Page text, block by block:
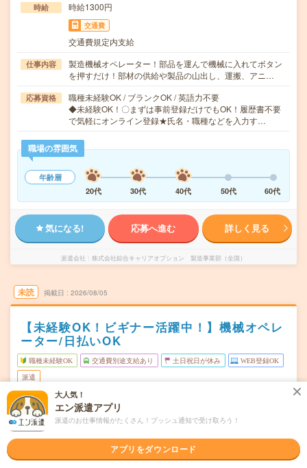
時給 時給1300円
交通費
交通費規定内支給
仕事内容
製造機械オペレーター！部品を運んで機械に入れてボタン
を押すだけ！部材の供給や製品の山出し、運搬、アニ…
応募資格
職種未経験OK / ブランクOK / 英語力不要
◆未経験OK！〇まずは事前登録だけでもOK！履歴書不要
で気軽にオンライン登録★氏名・職種などを入力す…
職場の雰囲気
年齢層
20代
30代 40代 50代 60代
気になる! 応募へ進む 詳しく見る
派遣会社 株式会社綜合キャリアオプション 製造事業部（全国）
未読 掲載日 2026/08/05
【未経験OK！ビギナー活躍中！】機械オペレ
ーター/日払いOK
職種未経験OK 交通費別途支給あり 土日祝日が休み WEB登録OK
派遣
勤務地
愛知県稲沢市
森上駅から車15分
曜日頻度 月～金
時間 00:00～08:3008:30～20:3008:30～17:00
大人気！
エン派遣アプリ
派遣のお仕事情報がたくさん！プッシュ通知で受け取ろう！
アプリをダウンロード